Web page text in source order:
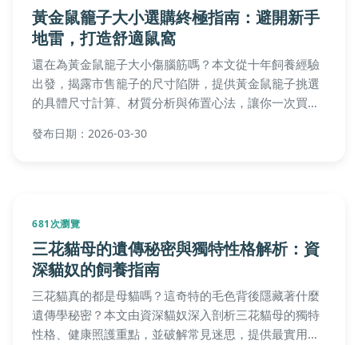
黃金鼠籠子大小選購終極指南：避開新手
地雷，打造舒適鼠窩
還在為黃金鼠籠子大小傷腦筋嗎？本文從十年飼養經驗
出發，揭露市售籠子的尺寸陷阱，提供黃金鼠籠子挑選
的具體尺寸計算、材質分析與佈置心法，讓你一次買
發布日期：2026-03-30
681次瀏覽
三花貓母的遺傳秘密與獨特性格解析：資
深貓奴的飼養指南
三花貓真的都是母貓嗎？這奇特的毛色背後隱藏著什麼
遺傳學秘密？本文由資深貓奴深入剖析三花貓母的獨特
性格、健康照護重點，並破解常見迷思，提供最實用的